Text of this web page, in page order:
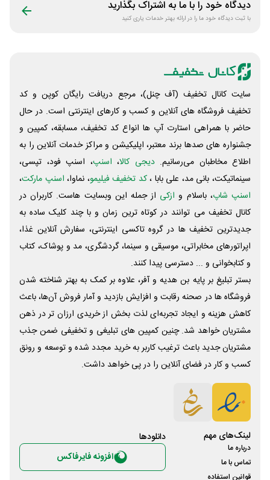
دیدگاه خود را با ما به اشتراک بگذارید
با ثبت دیدگاه خود ما را در ارائه بهتر خدمات یاری کنید
سایت کانال تخفیف (آف چنل)، مرجع دریافت رایگان کوپن و کد
تخفیف فروشگاه های آنلاین و کسب و‌ کارهای اینترنتی است. در حال
حاضر با همراهی استارت آپ ها انواع کد تخفیف، مسابقه، کمپین و
جشنواره های صدها برند معتبر، اپلیکیشن و مراکز خدمات آنلاین را به
اطلاع مخاطبان می‌رسانیم. دیجی کالا، اسنپ، اسنپ فود، تپسی،
سینماتیکت، بانی مد، علی‌ بابا ،کد تخفیف فیلیمو، نماوا، اسنپ مارکت،
اسنپ شاپ، باسلام و ازکی از جمله این وبسایت ‌هاست. کاربران در
کانال تخفیف می توانند در کوتاه ترین زمان و با چند کلیک ساده به
جدیدترین تخفیف ها در گروه تاکسی اینترنتی، سفارش آنلاین غذا،
اپراتورهای مخابراتی، موسیقی و سینما، گردشگری، مد و پوشاک، کتاب
و کتابخوانی و ... دسترسی پیدا کنند.
بستر تبلیغ بر پایه بن هدیه و آفر، علاوه بر کمک به بهتر شناخته شدن
فروشگاه ها در صحنه رقابت و افزایش بازدید و آمار فروش آن‌ها، باعث
کاهش هزینه و ایجاد تجربه‌ای لذت بخش از خریدی ارزان تر در ذهن
مشتریان خواهد شد. چنین کمپین های تبلیغی و تخفیفی ضمن جذب
مشتریان جدید باعث ترغیب کاربر به خرید مجدد شده و توسعه و رونق
کسب و کار در فضای آنلاین را در پی خواهد داشت.
لینک‌های مهم
درباره ما
تماس با ما
قوانین استفاده
دانلود‌ها
افزونه فایرفاکس